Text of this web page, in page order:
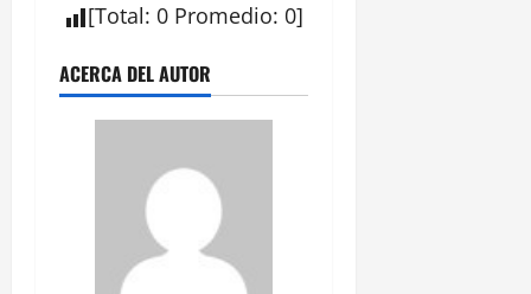
[Total: 0 Promedio: 0]
ACERCA DEL AUTOR